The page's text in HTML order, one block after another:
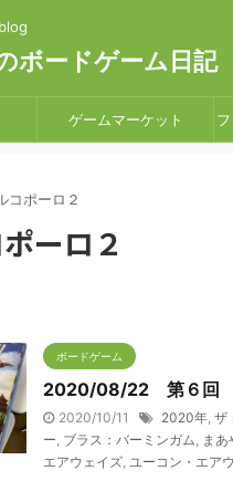
ボードゲーム日記
ゲームマーケット
コポーロ２
ーロ２
ボードゲーム
2020/08/22 第６回
2020/10/11 2020年, ザ
ー, ブラス：バーミンガム, まあ
エアウェイズ, ユーコン・エア